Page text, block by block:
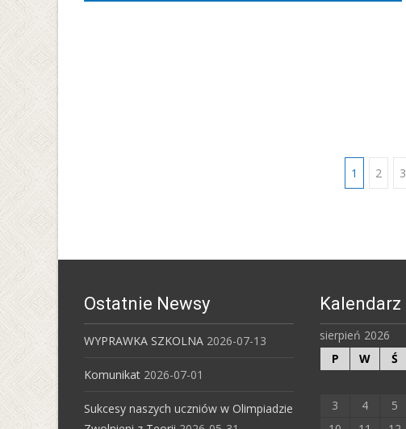
1 2 3
Ostatnie Newsy
WYPRAWKA SZKOLNA 2026-07-13
Komunikat 2026-07-01
Sukcesy naszych uczniów w Olimpiadzie
Kalendarz
sierpień 2026
P
W Ś
3
4 5